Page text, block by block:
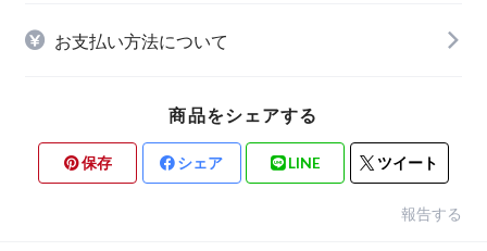
お支払い方法について
商品をシェアする
保存 シェア LINE ツイート
報告する